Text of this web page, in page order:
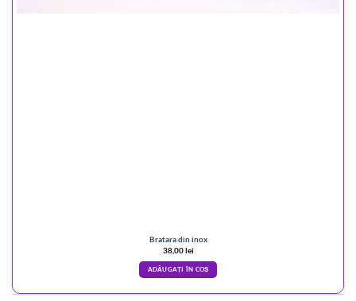
Bratara din inox
38,00lei
ADĂUGAȚI ÎN COȘ